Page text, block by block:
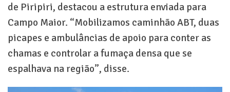
de Piripiri, destacou a estrutura enviada para
Campo Maior. “Mobilizamos caminhão ABT, duas
picapes e ambulâncias de apoio para conter as
chamas e controlar a fumaça densa que se
espalhava na região”, disse.